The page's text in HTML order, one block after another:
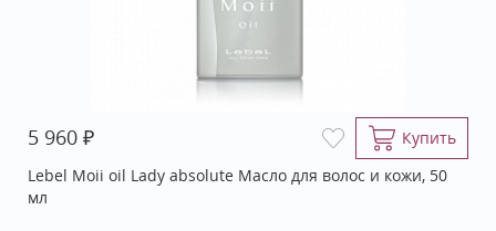
5 960 ₽
Купить
Lebel Moii oil Lady absolute Масло для волос и кожи, 50
мл